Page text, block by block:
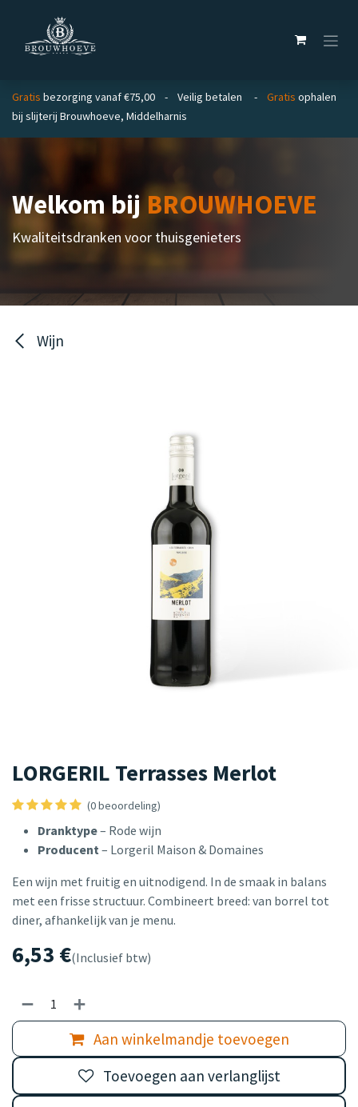
Gratis bezorging vanaf €75,00 - Veilig betalen - Gratis ophalen
bij slijterij Brouwhoeve, Middelharnis
Welkom bijBROUWHOEVE
Kwaliteitsdranken voor thuisgenieters
Wijn
LORGERIL Terrasses Merlot
(0 beoordeling)
Dranktype– Rode wijn
Producent– Lorgeril Maison & Domaines
Een wijn met fruitig en uitnodigend. In de smaak in balans
met een frisse structuur. Combineert breed: van borrel tot
diner, afhankelijk van je menu.
6,53 €(Inclusief btw)
Aan winkelmandje toevoegen
Toevoegen aan verlanglijst